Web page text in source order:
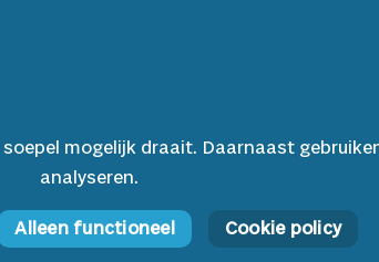
mogelijk draait. Daarnaast
analyseren.
Alleen functioneel Cookie policy